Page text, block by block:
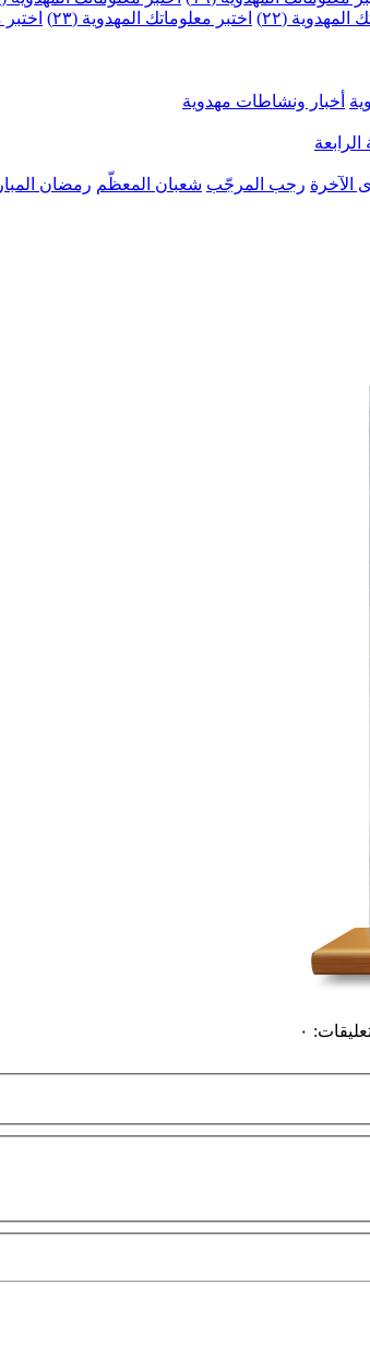
المهدوية (٢٢) اختبر معلوماتك المهدوية (٢٣)
أخبار ونشاطات مهدوية
الرابعة
الآخرة رجب المرجّب شعبان المعظّم رمضان
: ٠